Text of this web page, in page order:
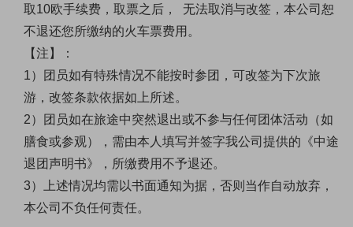
取10欧手续费，取票之后， 无法取消与改签，本公司恕
不退还您所缴纳的火车票费用。
【注】：
1）团员如有特殊情况不能按时参团，可改签为下次旅
游，改签条款依据如上所述。
2）团员如在旅途中突然退出或不参与任何团体活动（如
膳食或参观），需由本人填写并签字我公司提供的《中途
退团声明书》，所缴费用不予退还。
3）上述情况均需以书面通知为据，否则当作自动放弃，
本公司不负任何责任。